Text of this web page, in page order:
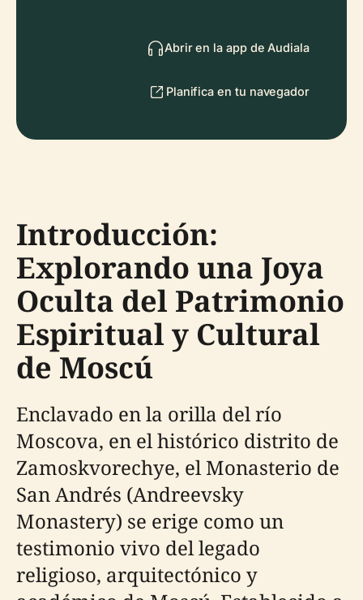
Abrir en la app de Audiala
Planifica en tu navegador
Introducción:
Explorando una Joya
Oculta del Patrimonio
Espiritual y Cultural
de Moscú
Enclavado en la orilla del río
Moscova, en el histórico distrito de
Zamoskvorechye, el Monasterio de
San Andrés (Andreevsky
Monastery) se erige como un
testimonio vivo del legado
religioso, arquitectónico y